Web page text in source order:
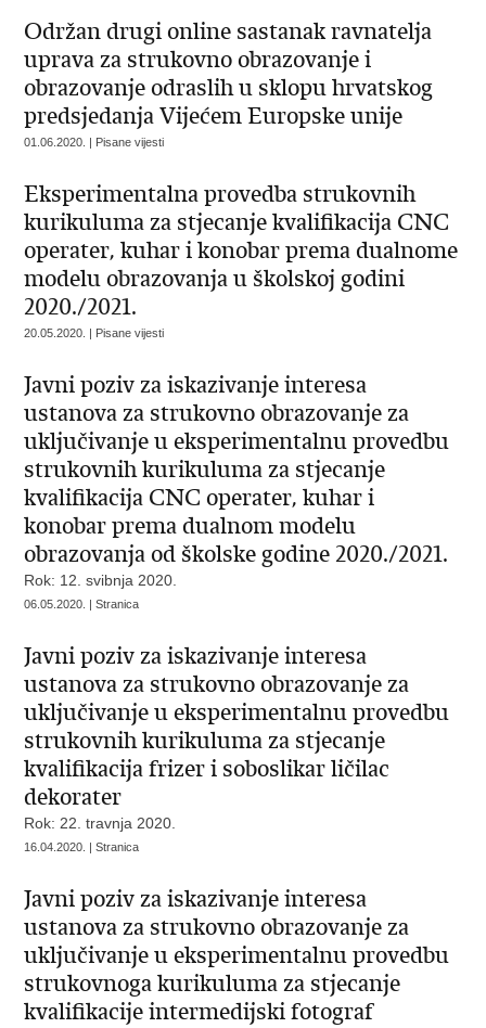
Održan drugi online sastanak ravnatelja
uprava za strukovno obrazovanje i
obrazovanje odraslih u sklopu hrvatskog
predsjedanja Vijećem Europske unije
01.06.2020. | Pisane vijesti
Eksperimentalna provedba strukovnih
kurikuluma za stjecanje kvalifikacija CNC
operater, kuhar i konobar prema dualnome
modelu obrazovanja u školskoj godini
2020./2021.
20.05.2020. | Pisane vijesti
Javni poziv za iskazivanje interesa
ustanova za strukovno obrazovanje za
uključivanje u eksperimentalnu provedbu
strukovnih kurikuluma za stjecanje
kvalifikacija CNC operater, kuhar i
konobar prema dualnom modelu
obrazovanja od školske godine 2020./2021.
Rok: 12. svibnja 2020.
06.05.2020. | Stranica
Javni poziv za iskazivanje interesa
ustanova za strukovno obrazovanje za
uključivanje u eksperimentalnu provedbu
strukovnih kurikuluma za stjecanje
kvalifikacija frizer i soboslikar ličilac
dekorater
Rok: 22. travnja 2020.
16.04.2020. | Stranica
Javni poziv za iskazivanje interesa
ustanova za strukovno obrazovanje za
uključivanje u eksperimentalnu provedbu
strukovnoga kurikuluma za stjecanje
kvalifikacije intermedijski fotograf